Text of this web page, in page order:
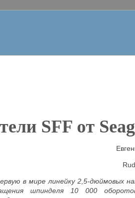
SFFот
в мире линейку 2,5-дюймовых
шпинделя 10 000